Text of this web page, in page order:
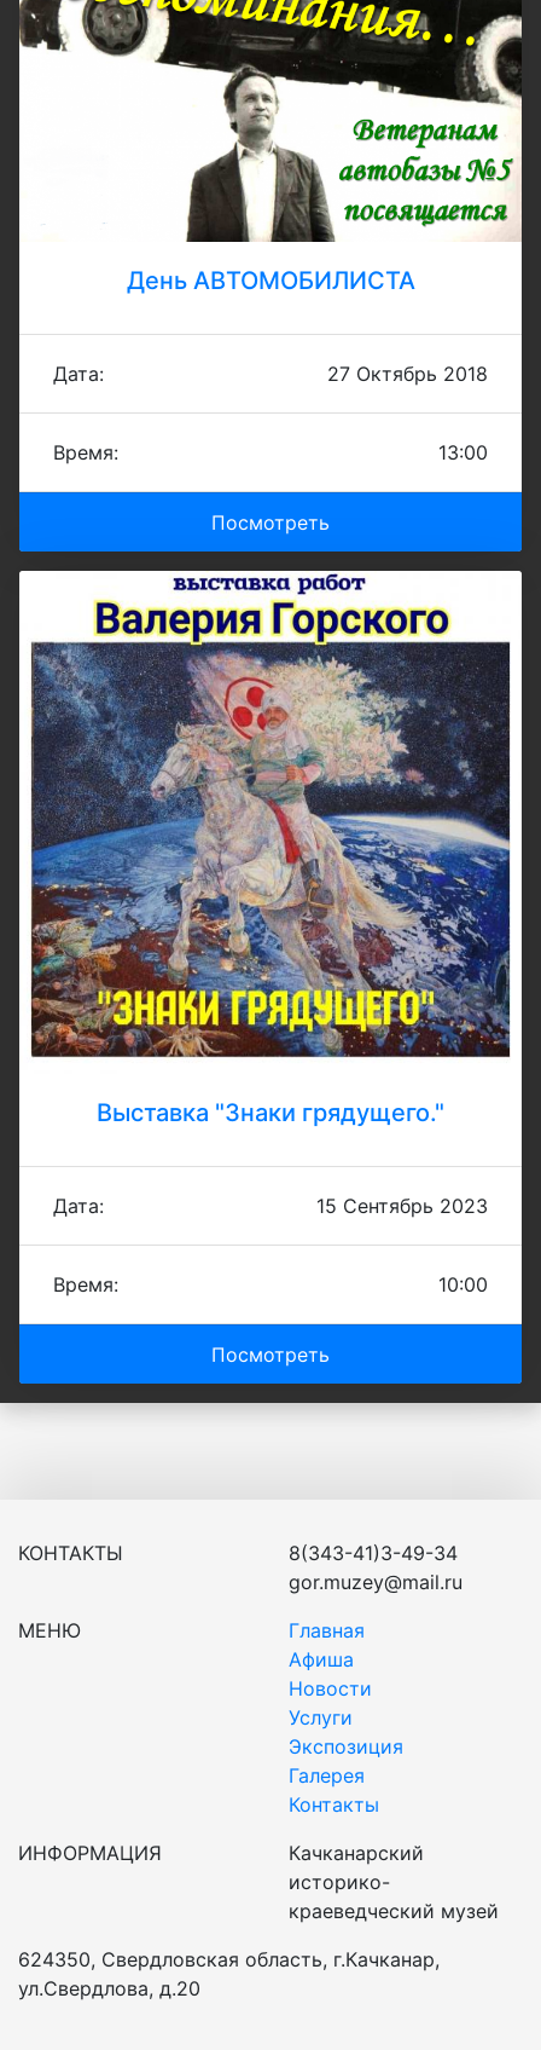
День АВТОМОБИЛИСТА
Дата: 27 Октябрь 2018
Время: 13:00
Посмотреть
Выставка "Знаки грядущего."
Дата: 15 Сентябрь 2023
Время: 10:00
Посмотреть
КОНТАКТЫ
8(343-41)3-49-34
gor.muzey@mail.ru
МЕНЮ
Главная
Афиша
Новости
Услуги
Экспозиция
Галерея
Контакты
ИНФОРМАЦИЯ
Качканарский
историко-
краеведческий музей
624350, Свердловская область, г.Качканар,
ул.Свердлова, д.20